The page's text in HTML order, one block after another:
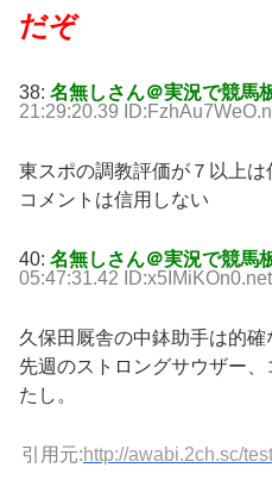
だぞ
38: 名無しさん＠実況で競馬
21:29:20.39
東スポの調教評価が７以上は
コメントは信用しない
40: 名無しさん＠実況で競馬
05:47:31.42 ID:x5IMiKOn0.net
久保田厩舎の中鉢助手は的確
先週のストロングサウザー
たし。
引用元:http://awabi.2ch.sc/